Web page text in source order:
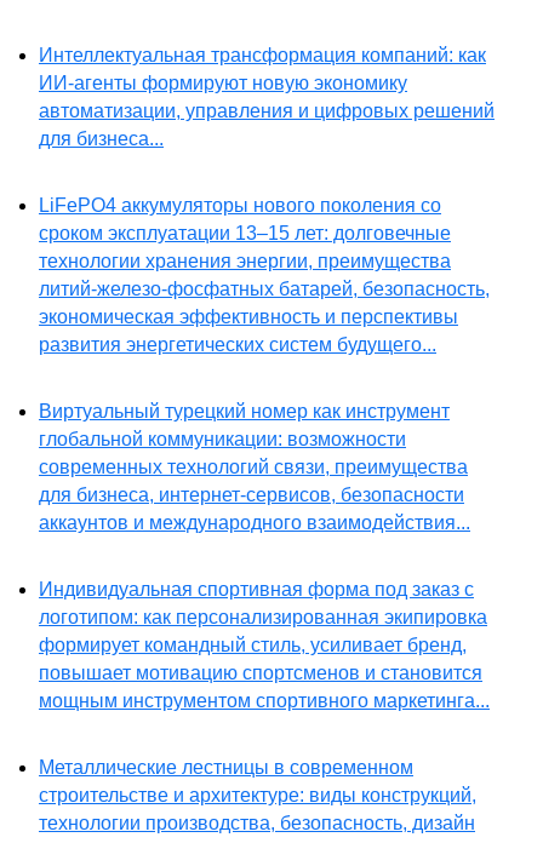
Интеллектуальная трансформация компаний: как
ИИ-агенты формируют новую экономику
автоматизации, управления и цифровых решений
для бизнеса...
LiFePO4 аккумуляторы нового поколения со
сроком эксплуатации 13–15 лет: долговечные
технологии хранения энергии, преимущества
литий-железо-фосфатных батарей, безопасность,
экономическая эффективность и перспективы
развития энергетических систем будущего...
Виртуальный турецкий номер как инструмент
глобальной коммуникации: возможности
современных технологий связи, преимущества
для бизнеса, интернет-сервисов, безопасности
аккаунтов и международного взаимодействия...
Индивидуальная спортивная форма под заказ с
логотипом: как персонализированная экипировка
формирует командный стиль, усиливает бренд,
повышает мотивацию спортсменов и становится
мощным инструментом спортивного маркетинга...
Металлические лестницы в современном
строительстве и архитектуре: виды конструкций,
технологии производства, безопасность, дизайн